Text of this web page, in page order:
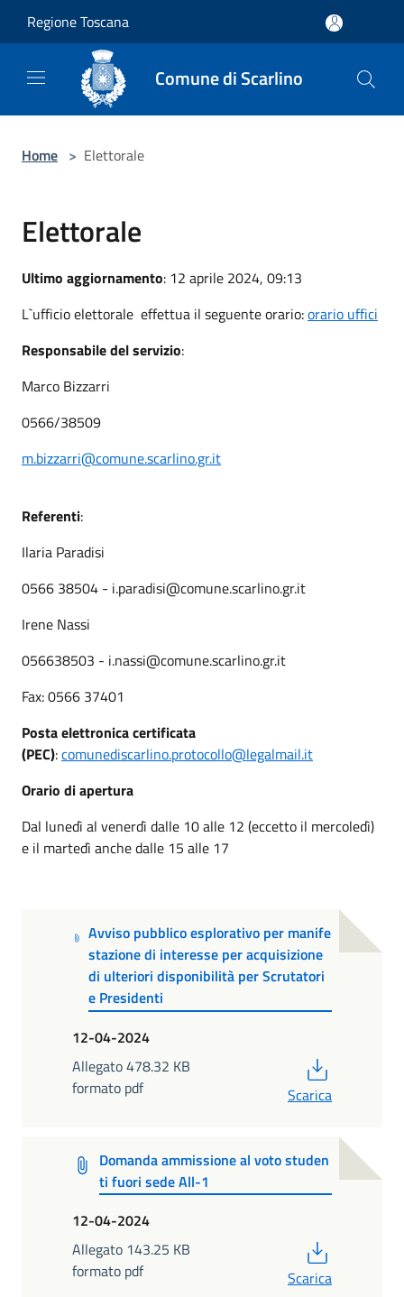
Regione Toscana
Comune di Scarlino
Home > Elettorale
Elettorale
Ultimo aggiornamento: 12 aprile 2024, 09:13
L`ufficio elettorale effettua il seguente orario:orario uffici
Responsabile del servizio:
Marco Bizzarri
0566/38509
m.bizzarri@comune.scarlino.gr.it
Referenti:
Ilaria Paradisi
0566 38504 - i.paradisi@comune.scarlino.gr.it
Irene Nassi
056638503 - i.nassi@comune.scarlino.gr.it
Fax: 0566 37401
Posta elettronica certificata
(PEC):comunediscarlino.protocollo@legalmail.it
Orario di apertura
Dal lunedì al venerdì dalle 10 alle 12 (eccetto il mercoledì)
e il martedì anche dalle 15 alle 17
Avviso pubblico esplorativo per manife
stazione di interesse per acquisizione
di ulteriori disponibilità per Scrutatori
e Presidenti
12-04-2024
Allegato 478.32 KB
formato pdf
Scarica
Domanda ammissione al voto studen
ti fuori sede All-1
12-04-2024
Allegato 143.25 KB
formato pdf
Scarica